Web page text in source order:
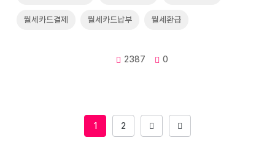
월세카드결제 월세카드납부 월세환급
2387 0
1 2